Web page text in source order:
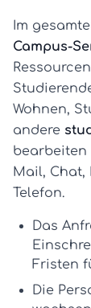
Im
Campus-
Wohnen,
andere
bearbeiten
Mail, Chat,
Telefon.
Das
Fristen
Die